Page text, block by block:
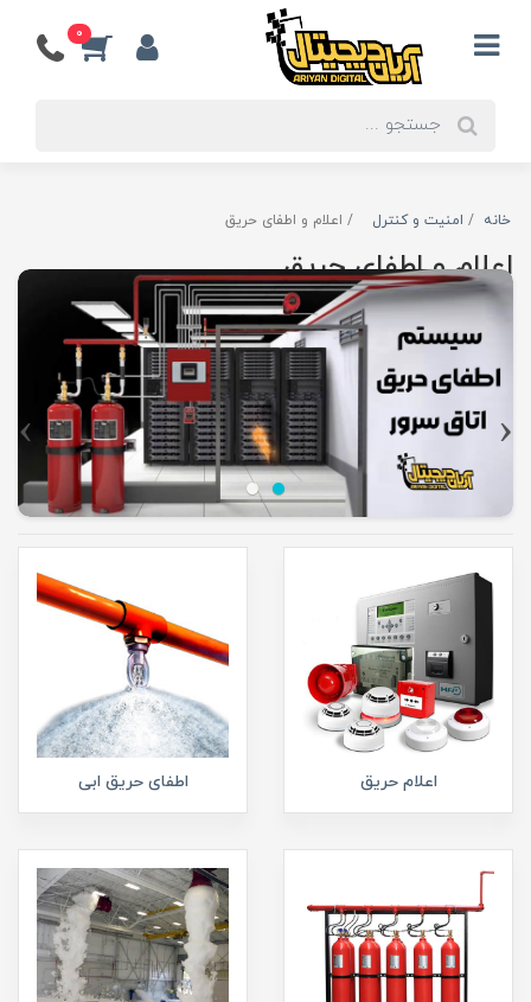
0
خانه امنیت و کنترل اعلام و اطفای حریق
اعلام و اطفای حریق
‹
›
اعلام حریق اطفای حریق ابی